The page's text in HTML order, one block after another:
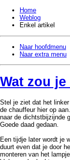
Home
Weblog
Enkel artikel
Naar hoofdmenu
Naar extra menu
Wat zou
Stel je ziet dat het
de chauffeur hier op
naar de dichtstbijzijnde
Goede daad gedaan.
Een tijdje later wordt je
duurt even dat je door
monteren van het